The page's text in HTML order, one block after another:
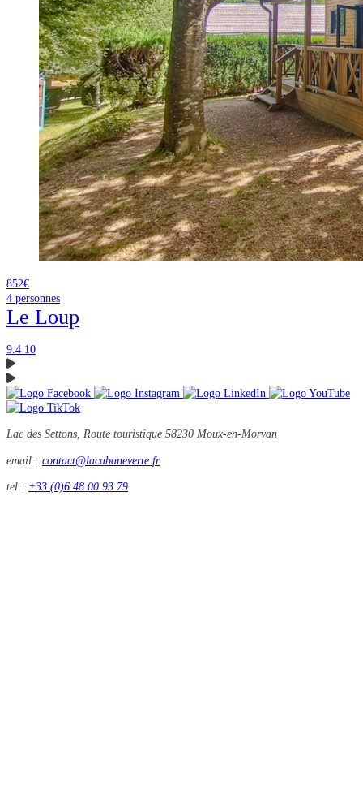
852€
4 personnes
Le Loup
9.4 10
Lac des Settons, Route touristique 58230 Moux-en-Morvan
email : contact@lacabaneverte.fr
tel : +33 (0)6 48 00 93 79